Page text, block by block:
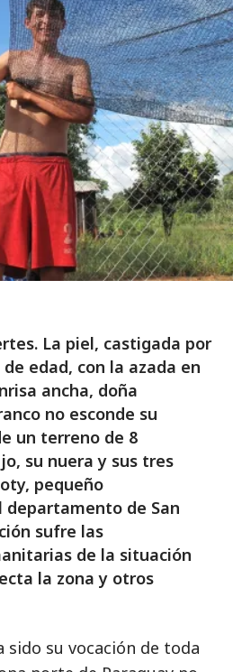
La piel, castigada por
edad, con la azada en
ancha, doña
no esconde su
un terreno de 8
su nuera y sus tres
pequeño
de San
sufre las
de la situación
la zona y otros
su vocación de toda